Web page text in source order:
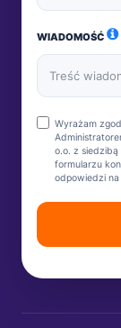
WIADOMOŚĆ
Wyrażam
o.o. z siedzibą
formularzu
odpowiedzi na